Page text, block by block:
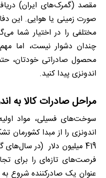
مقصد (گمرک‌های ایران)
صورت زمینی یا هوایی. این
مختلفی را در اختیار شما
چندان دشوار نیست، اما
محصول صادراتی خودتان،
اندونزی پیدا کنید.
مراحل صادرات کالا به
سوختهای فسیلی، مواد
اندونزی را از مبدا کشورمان
419 میلیون دلار
(در سالهای
فرصت‌های تازهای را برای
عنوان یک صادرکننده شروع به